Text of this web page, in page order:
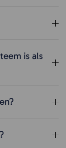
is als